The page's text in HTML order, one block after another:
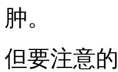
肿。
但要注意